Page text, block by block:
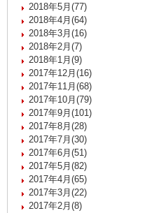
2018年5月(77)
2018年4月(64)
2018年3月(16)
2018年2月(7)
2018年1月(9)
2017年12月(16)
2017年11月(68)
2017年10月(79)
2017年9月(101)
2017年8月(28)
2017年7月(30)
2017年6月(51)
2017年5月(82)
2017年4月(65)
2017年3月(22)
2017年2月(8)